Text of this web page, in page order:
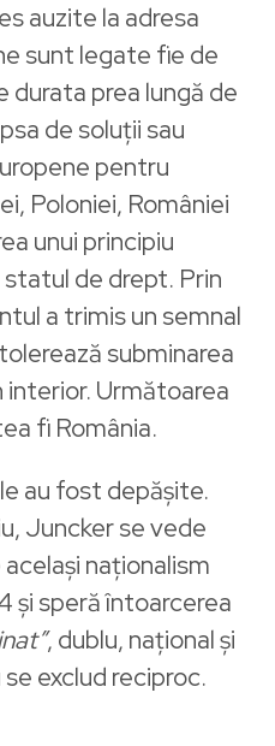
auzite la adresa
sunt legate fie de
durata prea lungă de
de soluții sau
pentru
Poloniei, României
unui principiu
de drept. Prin
a trimis un semnal
subminarea
interior. Următoarea
fi România.
au fost depășite.
Juncker se vede
naționalism
și speră întoarcerea
, dublu, național și
exclud reciproc.